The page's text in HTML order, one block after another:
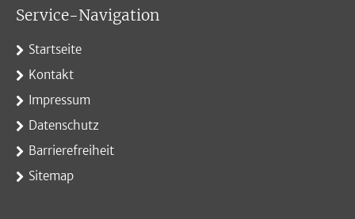
Service-Navigation
Startseite
Kontakt
Impressum
Datenschutz
Barrierefreiheit
Sitemap